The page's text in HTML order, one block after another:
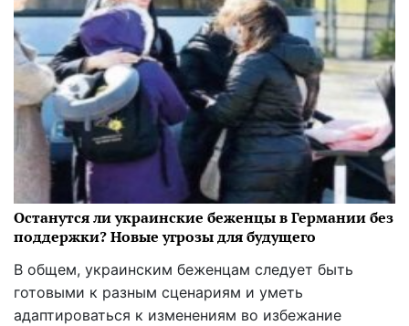
Останутся ли украинские беженцы в Германии без
поддержки? Новые угрозы для будущего
В общем, украинским беженцам следует быть
готовыми к разным сценариям и уметь
адаптироваться к изменениям во избежание